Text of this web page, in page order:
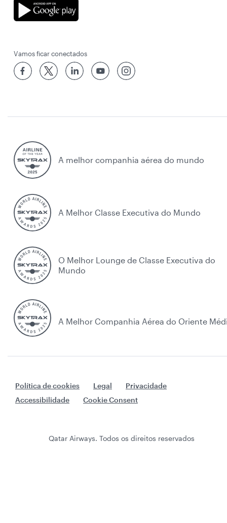
Vamos ficar conectados
A melhor companhia aérea do mundo
A Melhor Classe Executiva do Mundo
O Melhor Lounge de Classe Executiva do
Mundo
A Melhor Companhia Aérea do Oriente
Política de cookies Legal
Privacidade
Accessibilidade
Cookie Consent
Qatar Airways. Todos os direitos reservados